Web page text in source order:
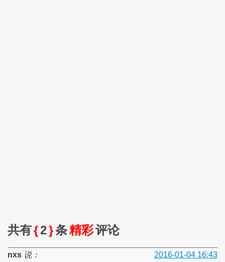
共有{2}条精彩评论
nxs说： 2016-01-04 16:43